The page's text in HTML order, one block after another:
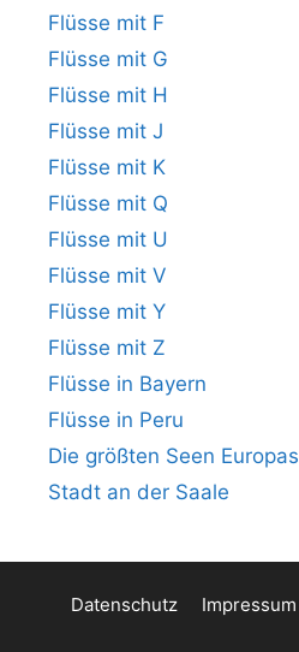
Flüsse mit F
Flüsse mit G
Flüsse mit H
Flüsse mit J
Flüsse mit K
Flüsse mit Q
Flüsse mit U
Flüsse mit V
Flüsse mit Y
Flüsse mit Z
Flüsse in Bayern
Flüsse in Peru
Die größten Seen Europas
Stadt an der Saale
Datenschutz Impressum